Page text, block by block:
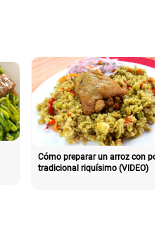
Cómo preparar un arroz con pollo
tradicional riquísimo (VIDEO)